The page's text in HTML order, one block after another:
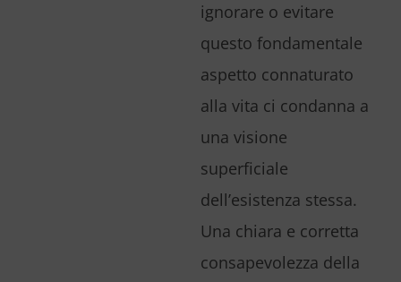
ignorare o evitare
questo fondamentale
aspetto connaturato
alla vita ci condanna a
una visione
superficiale
dell’esistenza stessa.
Una chiara e corretta
consapevolezza della